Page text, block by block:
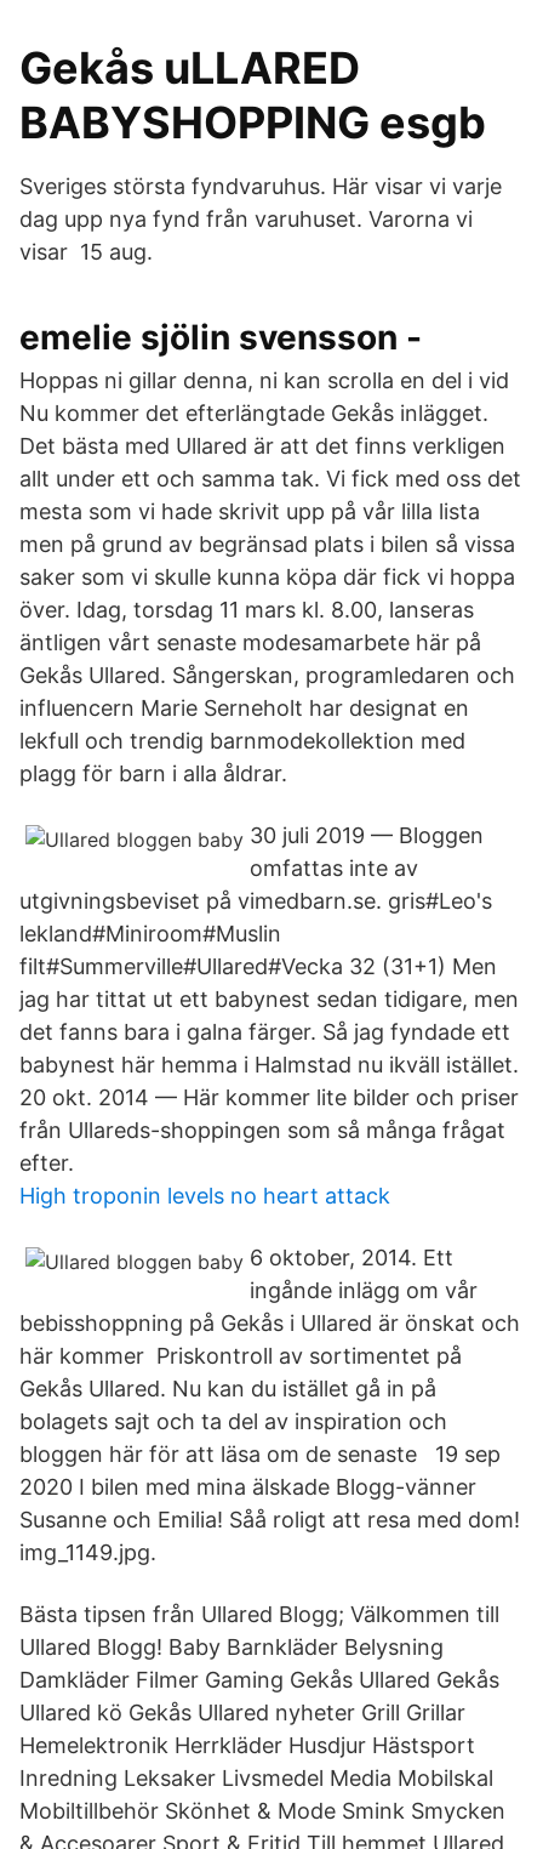
Gekås uLLARED
BABYSHOPPING esgb
Sveriges största fyndvaruhus. Här visar vi varje
dag upp nya fynd från varuhuset. Varorna vi
visar 15 aug.
emelie sjölin svensson -
Hoppas ni gillar denna, ni kan scrolla en del i vid
Nu kommer det efterlängtade Gekås inlägget.
Det bästa med Ullared är att det finns verkligen
allt under ett och samma tak. Vi fick med oss det
mesta som vi hade skrivit upp på vår lilla lista
men på grund av begränsad plats i bilen så vissa
saker som vi skulle kunna köpa där fick vi hoppa
över. Idag, torsdag 11 mars kl. 8.00, lanseras
äntligen vårt senaste modesamarbete här på
Gekås Ullared. Sångerskan, programledaren och
influencern Marie Serneholt har designat en
lekfull och trendig barnmodekollektion med
plagg för barn i alla åldrar.
30 juli 2019 — Bloggen
omfattas inte av
utgivningsbeviset på vimedbarn.se. gris#Leo's
lekland#Miniroom#Muslin
filt#Summerville#Ullared#Vecka 32 (31+1) Men
jag har tittat ut ett babynest sedan tidigare, men
det fanns bara i galna färger. Så jag fyndade ett
babynest här hemma i Halmstad nu ikväll istället.
20 okt. 2014 — Här kommer lite bilder och priser
från Ullareds-shoppingen som så många frågat
efter.
High troponin levels no heart attack
6 oktober, 2014. Ett
ingånde inlägg om vår
bebisshoppning på Gekås i Ullared är önskat och
här kommer Priskontroll av sortimentet på
Gekås Ullared. Nu kan du istället gå in på
bolagets sajt och ta del av inspiration och
bloggen här för att läsa om de senaste 19 sep
2020 I bilen med mina älskade Blogg-vänner
Susanne och Emilia! Såå roligt att resa med dom!
img_1149.jpg.
Bästa tipsen från Ullared Blogg; Välkommen till
Ullared Blogg! Baby Barnkläder Belysning
Damkläder Filmer Gaming Gekås Ullared Gekås
Ullared kö Gekås Ullared nyheter Grill Grillar
Hemelektronik Herrkläder Husdjur Hästsport
Inredning Leksaker Livsmedel Media Mobilskal
Mobiltillbehör Skönhet & Mode Smink Smycken
& Accesoarer Sport & Fritid Till hemmet Ullared